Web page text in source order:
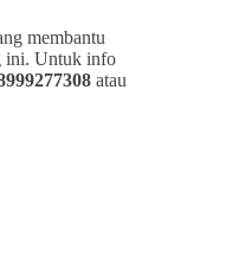
membantu
ini. Untuk info
atau